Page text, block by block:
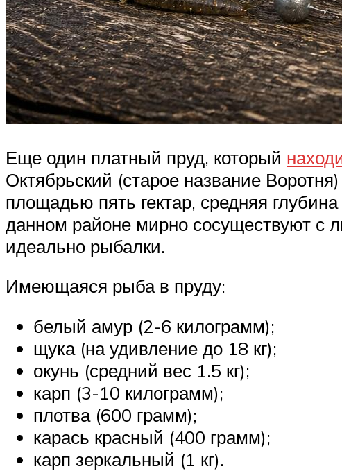
Еще один платный пруд, который
Октябрьский (старое название
площадью пять гектар, средняя
данном районе мирно сосуществуют с
идеально рыбалки.
Имеющаяся рыба в пруду:
белый амур (2-6 килограмм);
щука (на удивление до 18 кг);
окунь (средний вес 1.5 кг);
карп (3-10 килограмм);
плотва (600 грамм);
карась красный (400 грамм);
карп зеркальный (1 кг).